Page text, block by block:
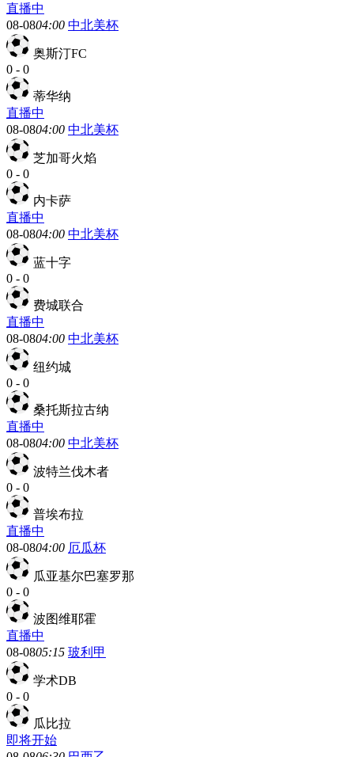
直播中
08-0804:00 中北美杯
奥斯汀FC
0 - 0
蒂华纳
直播中
08-0804:00 中北美杯
芝加哥火焰
0 - 0
内卡萨
直播中
08-0804:00 中北美杯
蓝十字
0 - 0
费城联合
直播中
08-0804:00 中北美杯
纽约城
0 - 0
桑托斯拉古纳
直播中
08-0804:00 中北美杯
波特兰伐木者
0 - 0
普埃布拉
直播中
08-0804:00 厄瓜杯
瓜亚基尔巴塞罗那
0 - 0
波图维耶霍
直播中
08-0805:15 玻利甲
学术DB
0 - 0
瓜比拉
即将开始